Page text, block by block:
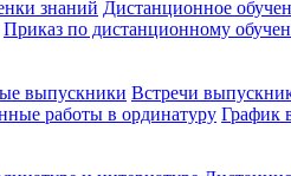
знаний Дистанционное
Приказ по дистанционному
выпускники Встречи
работы в ординатуру График